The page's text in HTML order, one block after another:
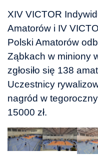
XIV VICTOR
Amatorów i IV
Polski Amatorów
Ząbkach w miniony
zgłosiło się 138
Uczestnicy
nagród w
15000 zł.